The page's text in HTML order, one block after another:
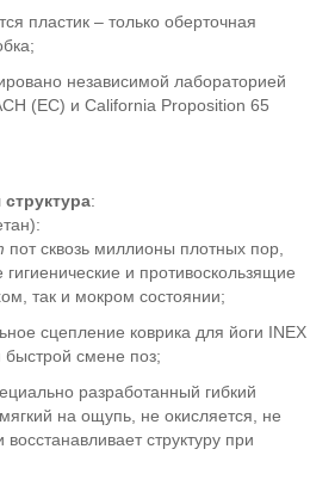
пластик – только оберточная
независимой лабораторией
(ЕС) и California Proposition 65
:
пот сквозь миллионы плотных пор,
и противоскользящие
так и мокром состоянии;
сцепление коврика для йоги INEX
смене поз;
разработанный гибкий
на ощупь, не окисляется, не
структуру при